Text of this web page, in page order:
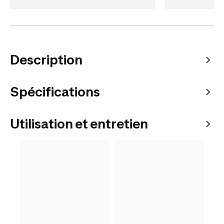
Description
Spécifications
Utilisation et entretien